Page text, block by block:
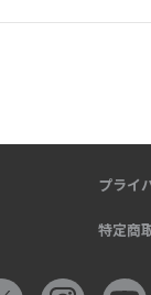
プライ
特定商